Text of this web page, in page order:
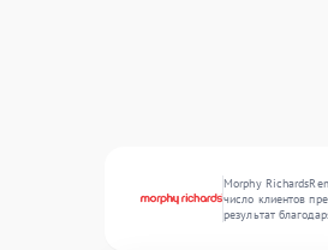
Morphy
число клиентов
результат